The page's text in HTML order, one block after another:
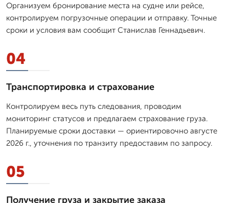
Организуем бронирование места на судне или рейсе,
контролируем погрузочные операции и отправку. Точные
сроки и условия вам сообщит Станислав Геннадьевич.
04
Транспортировка и страхование
Контролируем весь путь следования, проводим
мониторинг статусов и предлагаем страхование груза.
Планируемые сроки доставки — ориентировочно августе
2026 г., уточнения по транзиту предоставим по запросу.
05
Получение груза и закрытие заказа